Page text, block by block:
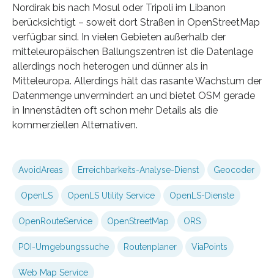
Nordirak bis nach Mosul oder Tripoli im Libanon
berücksichtigt – soweit dort Straßen in OpenStreetMap
verfügbar sind. In vielen Gebieten außerhalb der
mitteleuropäischen Ballungszentren ist die Datenlage
allerdings noch heterogen und dünner als in
Mitteleuropa. Allerdings hält das rasante Wachstum der
Datenmenge unvermindert an und bietet OSM gerade
in Innenstädten oft schon mehr Details als die
kommerziellen Alternativen.
AvoidAreas Erreichbarkeits-Analyse-Dienst Geocoder
OpenLS OpenLS Utility Service OpenLS-Dienste
OpenRouteService OpenStreetMap ORS
POI-Umgebungssuche Routenplaner ViaPoints
Web Map Service